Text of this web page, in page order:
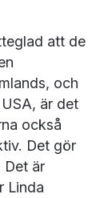
att de
och
är det
också
Det gör
Det är
Linda